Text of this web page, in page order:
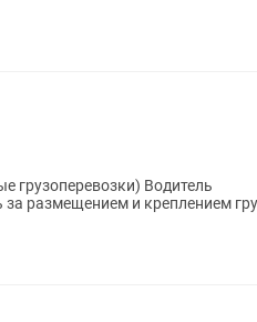
грузоперевозки) Водитель
размещением и креплением